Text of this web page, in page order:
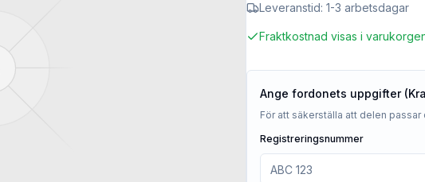
Leveranstid: 1-3 arbetsdagar
Fraktkostnad visas i
Ange fordonets uppgifter
För att säkerställa att delen
Registreringsnummer